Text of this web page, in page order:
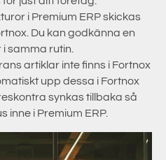
i Premium ERP skickas
Du kan godkänna en
samma rutin.
artiklar inte finns i Fortnox
upp dessa i Fortnox
synkas tillbaka så
inne i Premium ERP.